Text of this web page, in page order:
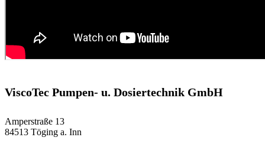
ViscoTec Pumpen- u. Dosiertechnik GmbH
Amperstraße 13
84513 Töging a. Inn